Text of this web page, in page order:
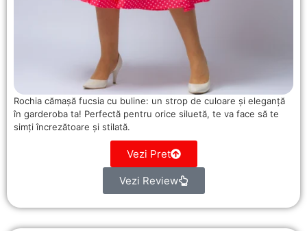
Rochia cămașă fucsia cu buline: un strop de culoare și eleganță
în garderoba ta! Perfectă pentru orice siluetă, te va face să te
simți încrezătoare și stilată.
Vezi Pret
Vezi Review